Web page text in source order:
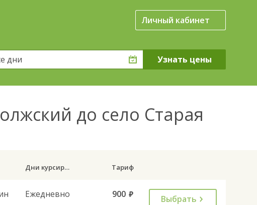
Личный кабинет
дни
до село Старая
Дни курсирования Тариф
Ежедневно 900 руб. Выбрать